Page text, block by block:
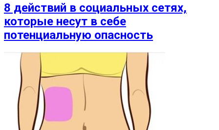
8 действий в социальных сетях,
которые несут в себе
потенциальную опасность